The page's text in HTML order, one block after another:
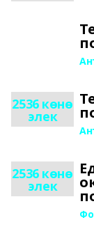
2536 көнө
элек
2536 көнө
элек